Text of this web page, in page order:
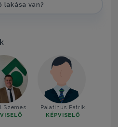
lakása van?
Szemes
Palatinus Patrik
KÉPVISELŐ